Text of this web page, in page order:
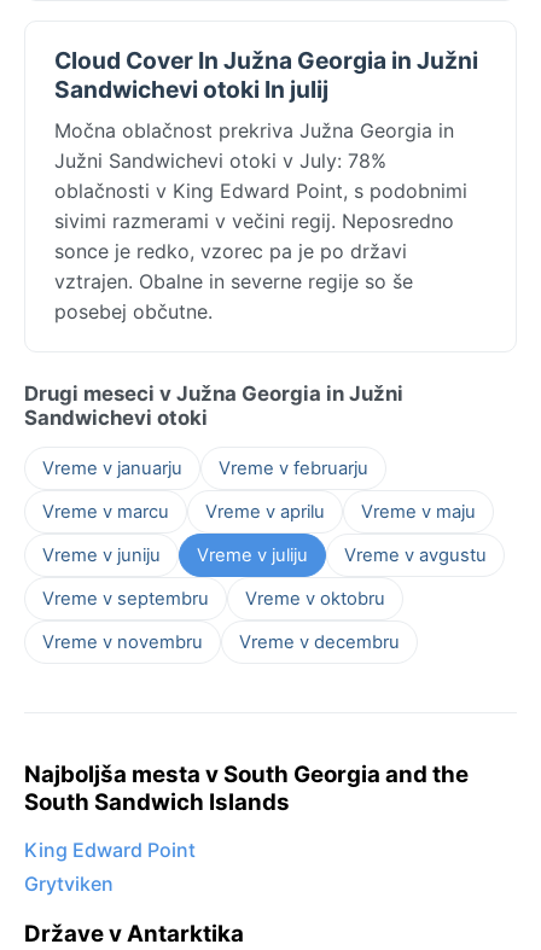
Cloud Cover In Južna Georgia in Južni
Sandwichevi otoki In julij
Močna oblačnost prekriva Južna Georgia in
Južni Sandwichevi otoki v July: 78%
oblačnosti v King Edward Point, s podobnimi
sivimi razmerami v večini regij. Neposredno
sonce je redko, vzorec pa je po državi
vztrajen. Obalne in severne regije so še
posebej občutne.
Drugi meseci v Južna Georgia in Južni
Sandwichevi otoki
Vreme v januarju
Vreme v februarju
Vreme v marcu
Vreme v aprilu
Vreme v maju
Vreme v juniju
Vreme v juliju
Vreme v avgustu
Vreme v septembru
Vreme v oktobru
Vreme v novembru
Vreme v decembru
Najboljša mesta v South Georgia and the
South Sandwich Islands
King Edward Point
Grytviken
Države v Antarktika